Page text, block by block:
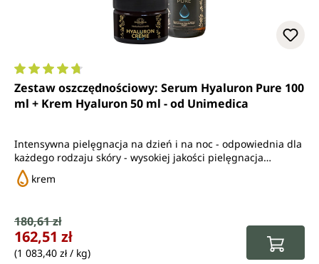
Średnia ocena 4.7 z 5 gwiazdek
Zestaw oszczędnościowy: Serum Hyaluron Pure 100
ml + Krem Hyaluron 50 ml - od Unimedica
Intensywna pielęgnacja na dzień i na noc - odpowiednia dla
każdego rodzaju skóry - wysokiej jakości pielęgnacja
przeciwstarzeniowa - z olejem z nasion jojoby i masłem shea
krem
Cena sprzedaży:
Cena regularna:
180,61 zł
162,51 zł
(1 083,40 zł / kg)